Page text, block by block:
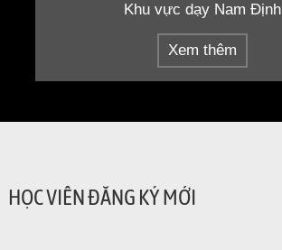
Khu vực dạy Nam Định
Xem thêm
HỌC VIÊN ĐĂNG KÝ MỚI